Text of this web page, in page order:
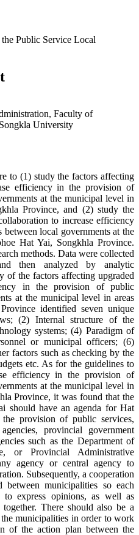
Public Service Local
Faculty of
University
to (1) study the factors affecting
efficiency in the provision of
at the municipal level in
Province, and (2) study the
to increase efficiency
local governments at the
Hat Yai, Songkhla Province.
methods. Data were collected
then analyzed by analytic
of the factors affecting upgraded
in the provision of public
at the municipal level in areas
identified seven unique
(2) Internal structure of the
systems; (4) Paradigm of
or municipal officers; (6)
factors such as checking by the
etc. As for the guidelines to
efficiency in the provision of
at the municipal level in
Province, it was found that the
should have an agenda for Hat
provision of public services,
provincial government
such as the Department of
or Provincial Administrative
agency or central agency to
Subsequently, a cooperation
between municipalities so each
express opinions, as well as
There should also be a
municipalities in order to work
of the action plan between the